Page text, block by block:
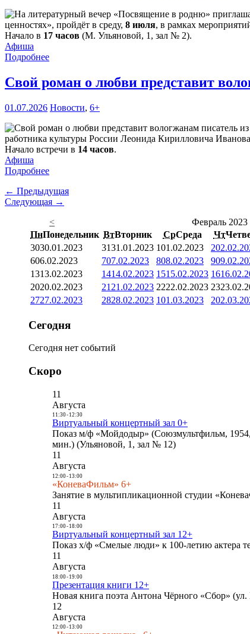
ценностях», пройдёт в среду, 8 июля, в рамках
Начало в 17 часов (М. Ульяновой, 1, зал № 2).
Афиша
Подробнее
Свой роман о любви представит
01.07.2026 Новости, 6+
работника культуры России Леонида Кирилловича
Начало встречи в 14 часов.
Афиша
Подробнее
← Предыдущая
Следующая →
<
Февраль 2023
ПнПонедельник ВтВторник СрСреда Чт
3030.01.2023 3131.01.2023 101.02.2023 2
606.02.2023 707.02.2023 808.02.2023 9
1313.02.2023 1414.02.2023 1515.02.2023 16
2020.02.2023 21 21.02.2023 2222.02.2023 23
2727.02.2023 2828.02.2023 101.03.2023 2
Сегодня
Сегодня нет событий
Скоро
11
Августа
11:30- 12:30
Виртуальный концертный зал 0+
Показ м/ф «Мойдодыр» (Союзмультфильм,
мин.) (Ульяновой, 1, зал № 12)
11
Августа
12:00- 13:00
«КоневаФильм» 6+
Занятие в мультипликационной студии
11
Августа
17:00- 18:00
Виртуальный концертный зал 12+
Показ х/ф «Смелые люди» к 100-летию актера
11
Августа
18:00- 19:00
Презентация книги 12+
Новая книга поэта Антона Чёрного «Сбор»
12
Августа
12:00- 13:00